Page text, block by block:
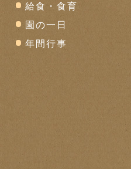
給食・食育
園の一日
年間行事